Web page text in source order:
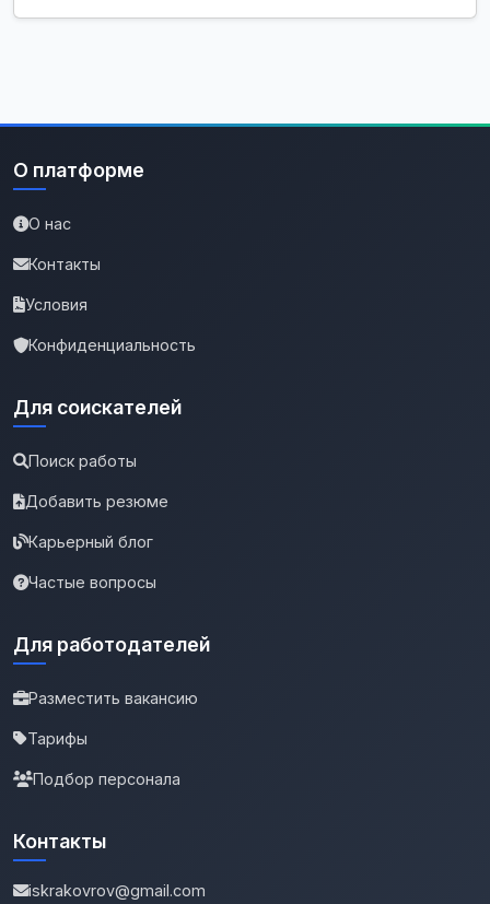
О платформе
О нас
Контакты
Условия
Конфиденциальность
Для соискателей
Поиск работы
Добавить резюме
Карьерный блог
Частые вопросы
Для работодателей
Разместить вакансию
Тарифы
Подбор персонала
Контакты
iskrakovrov@gmail.com